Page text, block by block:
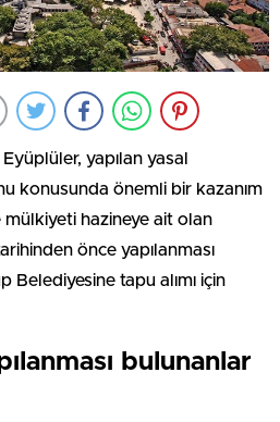
yapılan yasal
konusunda önemli bir kazanım
hazineye ait olan
önce yapılanması
Belediyesine tapu alımı için
bulunanlar